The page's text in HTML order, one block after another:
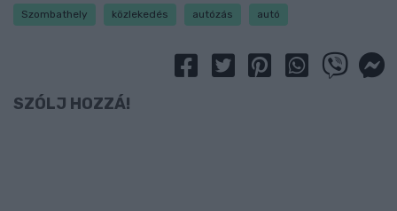
Szombathely közlekedés autózás autó
SZÓLJ HOZZÁ!